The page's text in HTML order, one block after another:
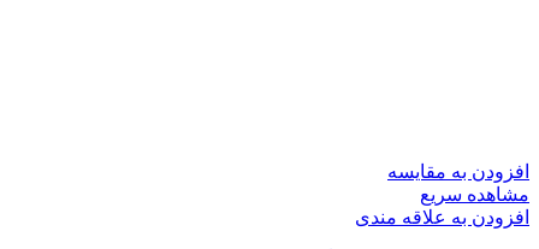
افزودن به مقایسه
مشاهده سریع
افزودن به علاقه مندی